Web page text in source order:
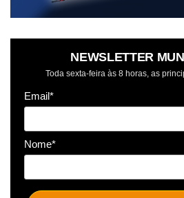
NEWSLETTER
Toda sexta-feira às 8 horas, as
Email*
Nome*